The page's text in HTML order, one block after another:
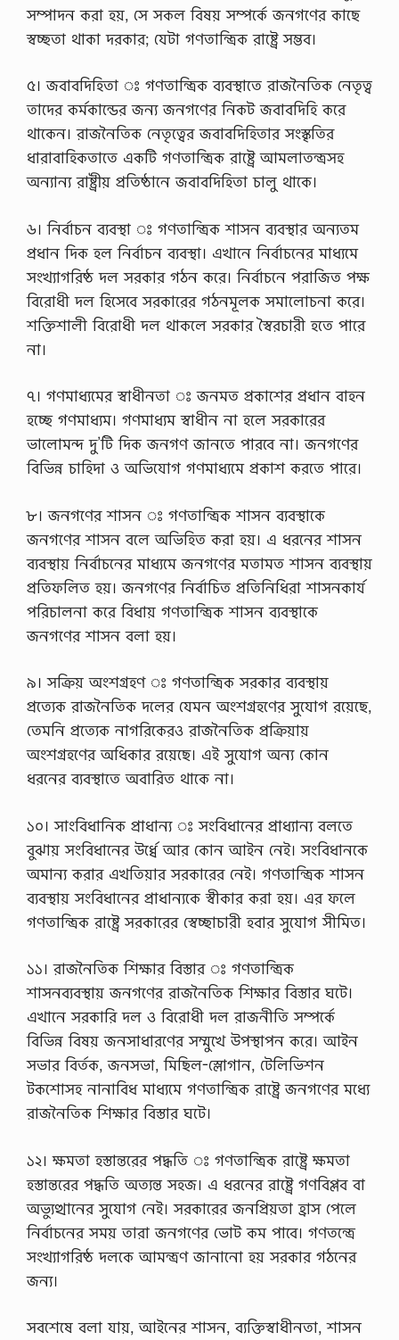
সম্পাদন করা হয়, সে সকল বিষয় সম্পর্কে জনগণের কাছে
স্বচ্ছতা থাকা দরকার; যেটা গণতান্ত্রিক রাষ্ট্রে সম্ভব।
৫। জবাবদিহিতা ঃ গণতান্ত্রিক ব্যবস্থাতে রাজনৈতিক নেতৃত্ব
তাদের কর্মকান্ডের জন্য জনগণের নিকট জবাবদিহি করে
থাকেন। রাজনৈতিক নেতৃত্বের জবাবদিহিতার সংস্কৃতির
ধারাবাহিকতাতে একটি গণতান্ত্রিক রাষ্ট্রে আমলাতন্ত্রসহ
অন্যান্য রাষ্ট্রীয় প্রতিষ্ঠানে জবাবদিহিতা চালু থাকে।
৬। নির্বাচন ব্যবস্থা ঃ গণতান্ত্রিক শাসন ব্যবস্থার অন্যতম
প্রধান দিক হল নির্বাচন ব্যবস্থা। এখানে নির্বাচনের মাধ্যমে
সংখ্যাগরিষ্ঠ দল সরকার গঠন করে। নির্বাচনে পরাজিত পক্ষ
বিরোধী দল হিসেবে সরকারের গঠনমূলক সমালোচনা করে।
শক্তিশালী বিরোধী দল থাকলে সরকার স্বৈরচারী হতে পারে
না।
৭। গণমাধ্যমের স্বাধীনতা ঃ জনমত প্রকাশের প্রধান বাহন
হচ্ছে গণমাধ্যম। গণমাধ্যম স্বাধীন না হলে সরকারের
ভালোমন্দ দু’টি দিক জনগণ জানতে পারবে না। জনগণের
বিভিন্ন চাহিদা ও অভিযোগ গণমাধ্যমে প্রকাশ করতে পারে।
৮। জনগণের শাসন ঃ গণতান্ত্রিক শাসন ব্যবস্থাকে
জনগণের শাসন বলে অভিহিত করা হয়। এ ধরনের শাসন
ব্যবস্থায় নির্বাচনের মাধ্যমে জনগণের মতামত শাসন ব্যবস্থায়
প্রতিফলিত হয়। জনগণের নির্বাচিত প্রতিনিধিরা শাসনকার্য
পরিচালনা করে বিধায় গণতান্ত্রিক শাসন ব্যবস্থাকে
জনগণের শাসন বলা হয়।
৯। সক্রিয় অংশগ্রহণ ঃ গণতান্ত্রিক সরকার ব্যবস্থায়
প্রত্যেক রাজনৈতিক দলের যেমন অংশগ্রহণের সুযোগ রয়েছে,
তেমনি প্রত্যেক নাগরিকেরও রাজনৈতিক প্রক্রিয়ায়
অংশগ্রহণের অধিকার রয়েছে। এই সুযোগ অন্য কোন
ধরনের ব্যবস্থাতে অবারিত থাকে না।
১০। সাংবিধানিক প্রাধান্য ঃ সংবিধানের প্রাধ্যান্য বলতে
বুঝায় সংবিধানের উর্ধ্বে আর কোন আইন নেই। সংবিধানকে
অমান্য করার এখতিয়ার সরকারের নেই। গণতান্ত্রিক শাসন
ব্যবস্থায় সংবিধানের প্রাধান্যকে স্বীকার করা হয়। এর ফলে
গণতান্ত্রিক রাষ্ট্রে সরকারের স্বেচ্ছাচারী হবার সুযোগ সীমিত।
১১। রাজনৈতিক শিক্ষার বিস্তার ঃ গণতান্ত্রিক
শাসনব্যবস্থায় জনগণের রাজনৈতিক শিক্ষার বিস্তার ঘটে।
এখানে সরকারি দল ও বিরোধী দল রাজনীতি সম্পর্কে
বিভিন্ন বিষয় জনসাধারণের সম্মুখে উপস্থাপন করে। আইন
সভার বির্তক, জনসভা, মিছিল-স্লোগান, টেলিভিশন
টকশোসহ নানাবিধ মাধ্যমে গণতান্ত্রিক রাষ্ট্রে জনগণের মধ্যে
রাজনৈতিক শিক্ষার বিস্তার ঘটে।
১২। ক্ষমতা হস্তান্তরের পদ্ধতি ঃ গণতান্ত্রিক রাষ্ট্রে ক্ষমতা
হস্তান্তরের পদ্ধতি অত্যন্ত সহজ। এ ধরনের রাষ্ট্রে গণবিপ্লব বা
অভ্যুত্থানের সুযোগ নেই। সরকারের জনপ্রিয়তা হ্রাস পেলে
নির্বাচনের সময় তারা জনগণের ভোট কম পাবে। গণতন্ত্রে
সংখ্যাগরিষ্ঠ দলকে আমন্ত্রণ জানানো হয় সরকার গঠনের
জন্য।
সবশেষে বলা যায়, আইনের শাসন, ব্যক্তিস্বাধীনতা, শাসন